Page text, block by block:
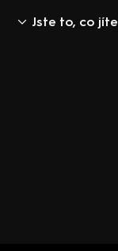
Jste to, co jíte